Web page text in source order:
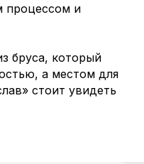
процессом и
бруса, который
а местом для
стоит увидеть